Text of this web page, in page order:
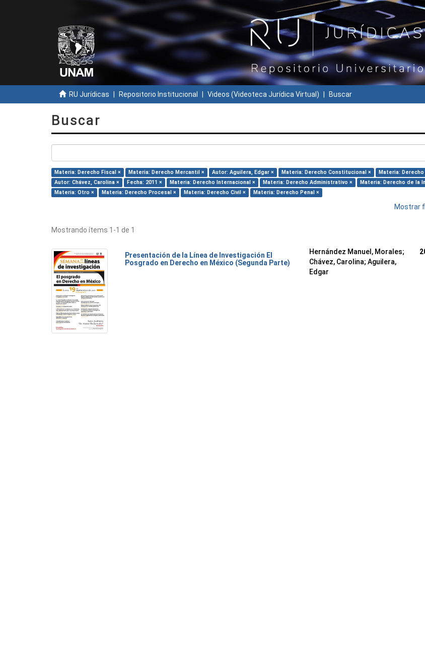
RU Jurídicas Repositorio Institucional Videos (Videoteca Jurídica Virtual) Buscar
Buscar
Materia: Derecho Fiscal × Materia: Derecho Mercantil × Autor: Aguilera, Edgar × Materia: Derecho Constitucional ×
Materia:
Autor: Chávez, Carolina ×
Fecha: 2011 × Materia: Derecho Internacional × Materia: Derecho Administrativo ×
Materia: Derecho de la
Materia: Otro ×
Materia: Derecho Procesal × Materia: Derecho Civil × Materia: Derecho Penal ×
Mostrar
Mostrando ítems 1-1 de 1
Presentación de la Línea de Investigación El
Posgrado en Derecho en México (Segunda Parte)
Hernández Manuel, Morales;
Chávez, Carolina; Aguilera,
Edgar